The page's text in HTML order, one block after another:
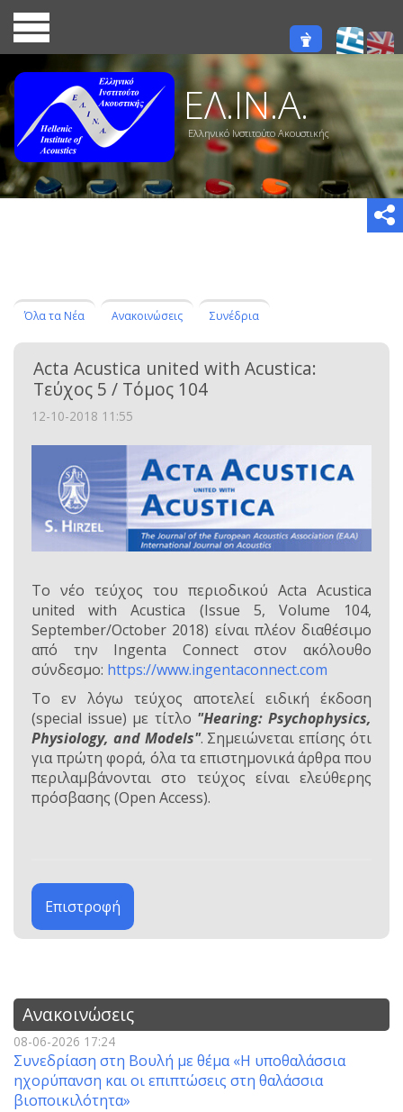
ΕΛ.ΙΝ.Α.
Ελληνικό Ινστιτούτο Ακουστικής
Όλα τα Νέα Ανακοινώσεις Συνέδρια
Acta Acustica united with Acustica:
Τεύχος 5 / Τόμος 104
12-10-2018 11:55
Το νέο τεύχος του περιοδικού Acta Acustica
united with Acustica (Issue 5, Volume 104,
September/October 2018) είναι πλέον διαθέσιμο
από την Ingenta Connect στον ακόλουθο
σύνδεσμο: https://www.ingentaconnect.com
Το εν λόγω τεύχος αποτελεί ειδική έκδοση
(special issue) με τίτλο "Hearing: Psychophysics,
Physiology, and Models". Σημειώνεται επίσης ότι
για πρώτη φορά, όλα τα επιστημονικά άρθρα που
περιλαμβάνονται στο τεύχος είναι ελεύθερης
πρόσβασης (Open Access).
Επιστροφή
Ανακοινώσεις
08-06-2026 17:24
Συνεδρίαση στη Βουλή με θέμα «Η υποθαλάσσια
ηχορύπανση και οι επιπτώσεις στη θαλάσσια
βιοποικιλότητα»